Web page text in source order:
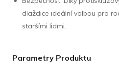
dlaždice ideální volbou pro
staršími lidmi.
Parametry Produktu